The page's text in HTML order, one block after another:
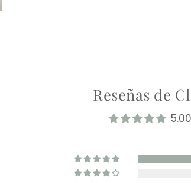
Reseñas de